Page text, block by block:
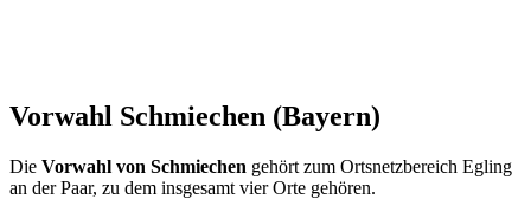
Vorwahl Schmiechen (Bayern)
Die Vorwahl von Schmiechen gehört zum Ortsnetzbereich Egling
an der Paar, zu dem insgesamt vier Orte gehören.